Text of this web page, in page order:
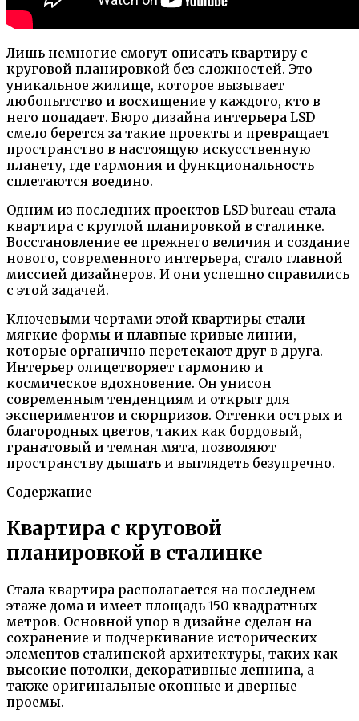
Лишь немногие смогут описать квартиру с
круговой планировкой без сложностей. Это
уникальное жилище, которое вызывает
любопытство и восхищение у каждого, кто в
него попадает. Бюро дизайна интерьера LSD
смело берется за такие проекты и превращает
пространство в настоящую искусственную
планету, где гармония и функциональность
сплетаются воедино.
Одним из последних проектов LSD bureau стала
квартира с круглой планировкой в сталинке.
Восстановление ее прежнего величия и создание
нового, современного интерьера, стало главной
миссией дизайнеров. И они успешно справились
с этой задачей.
Ключевыми чертами этой квартиры стали
мягкие формы и плавные кривые линии,
которые органично перетекают друг в друга.
Интерьер олицетворяет гармонию и
космическое вдохновение. Он унисон
современным тенденциям и открыт для
экспериментов и сюрпризов. Оттенки острых и
благородных цветов, таких как бордовый,
гранатовый и темная мята, позволяют
пространству дышать и выглядеть безупречно.
Содержание
Квартира с круговой
планировкой в сталинке
Стала квартира располагается на последнем
этаже дома и имеет площадь 150 квадратных
метров. Основной упор в дизайне сделан на
сохранение и подчеркивание исторических
элементов сталинской архитектуры, таких как
высокие потолки, декоративные лепнина, а
также оригинальные оконные и дверные
проемы.